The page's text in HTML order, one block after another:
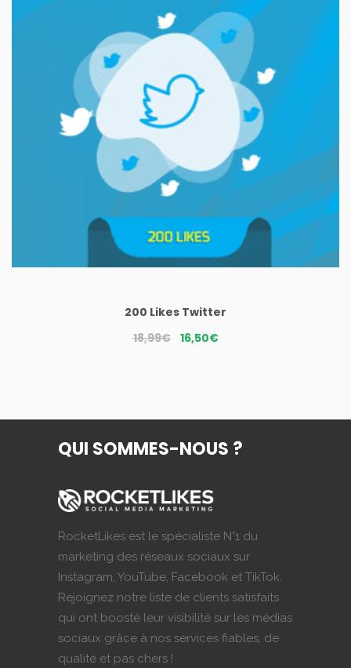
200 Likes Twitter
18,99€ Le
18,99€.
16,50€Le
16,50€.
QUI SOMMES-NOUS ?
RocketLikes est le spécialiste N°1 du
marketing des réseaux sociaux sur
Instagram, YouTube, Facebook et TikTok.
Rejoignez notre liste de clients satisfaits
qui ont boosté leur visibilité sur les médias
sociaux grâce à nos services fiables, de
qualité et pas chers !